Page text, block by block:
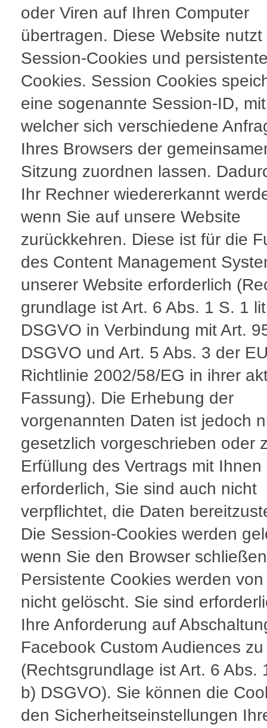
oder Viren auf Ihren Computer
übertragen. Diese Website nutzt
Session-Cookies und
Cookies. Session Cookies
eine sogenannte Session-ID, mit
welcher sich verschiedene
Ihres Browsers der
Sitzung zuordnen lassen.
Ihr Rechner wiedererkannt
wenn Sie auf unsere Website
zurückkehren. Diese ist für die
des Content Management
unserer Website erforderlich
grundlage ist Art. 6 Abs. 1 S. 1
DSGVO in Verbindung mit Art.
DSGVO und Art. 5 Abs. 3 der
Richtlinie 2002/58/EG in ihrer
Fassung). Die Erhebung der
vorgenannten Daten ist jedoch
gesetzlich vorgeschrieben oder
Erfüllung des Vertrags mit Ihnen
erforderlich, Sie sind auch nicht
verpflichtet, die Daten
Die Session-Cookies werden
wenn Sie den Browser
Persistente Cookies werden
nicht gelöscht. Sie sind
Ihre Anforderung auf
Facebook Custom Audiences
(Rechtsgrundlage ist Art. 6 Abs.
b) DSGVO). Sie können die
den Sicherheitseinstellungen